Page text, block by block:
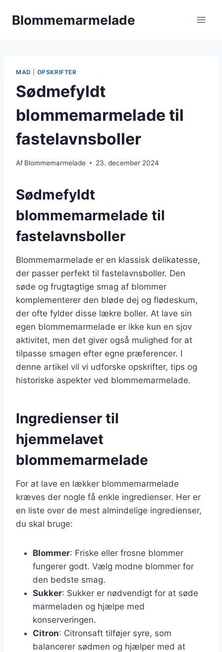
Blommemarmelade
MAD OPSKRIFTER
Sødmefyldt
blommemarmelade til
fastelavnsboller
Af Blommemarmelade 23. december 2024
Sødmefyldt
blommemarmelade til
fastelavnsboller
Blommemarmelade er en klassisk delikatesse,
der passer perfekt til fastelavnsboller. Den
søde og frugtagtige smag af blommer
komplementerer den bløde dej og flødeskum,
der ofte fylder disse lækre boller. At lave sin
egen blommemarmelade er ikke kun en sjov
aktivitet, men det giver også mulighed for at
tilpasse smagen efter egne præferencer. I
denne artikel vil vi udforske opskrifter, tips og
historiske aspekter ved blommemarmelade.
Ingredienser til
hjemmelavet
blommemarmelade
For at lave en lækker blommemarmelade
kræves der nogle få enkle ingredienser. Her er
en liste over de mest almindelige ingredienser,
du skal bruge:
Blommer: Friske eller frosne blommer
fungerer godt. Vælg modne blommer for
den bedste smag.
Sukker: Sukker er nødvendigt for at søde
marmeladen og hjælpe med
konserveringen.
Citron: Citronsaft tilføjer syre, som
balancerer sødmen og hjælper med at